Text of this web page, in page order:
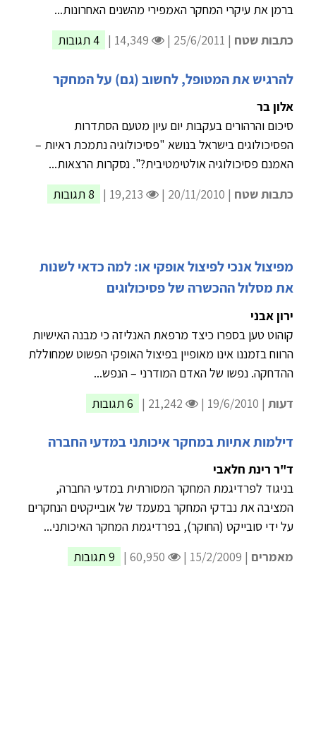
ברמן את עיקרי המחקר האמפירי מהשנים האחרונות...
כתבות שטח | 25/6/2011 | 4 תגובות
להרגיש את המטופל, לחשוב (גם) על המחקר
אלון בר
סיכום והרהורים בעקבות יום עיון מטעם הסתדרות
הפסיכולוגים בישראל בנושא "פסיכולוגיה נתמכת ראיות –
האמנם פסיכולוגיה אולטימטיבית?". נסקרות הרצאות...
כתבות שטח | 20/11/2010 | 8 תגובות
מפיצול אנכי לפיצול אופקי או: למה כדאי לשנות
את מסלול ההכשרה של פסיכולוגים
ירון אבני
קוהוט טען בספרו כיצד מרפאת האנליזה כי מבנה האישיות
הרווח בזמננו אינו מאופיין בפיצול האופקי הפשוט שמחוללת
ההדחקה. נפשו של האדם המודרני – הנפש...
דעות | 19/6/2010 | 6 תגובות
דילמות אתיות במחקר איכותני במדעי החברה
ד"ר רינת חלאבי
בניגוד לפרדיגמת המחקר המסורתית במדעי החברה,
המציבה את נבדקי המחקר במעמד של אובייקטים הנחקרים
על ידי סובייקט (החוקר), בפרדיגמת המחקר האיכותני...
מאמרים | 15/2/2009 | 9 תגובות